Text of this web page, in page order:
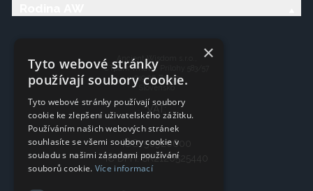
Ancient Wisdom s.r.o.,
CTpark Trnava, Prílohy 583/57
919 26 Zavar
Slovensko
IČO: 50920600
IČ DPH: SK2120525440
×
Tyto webové stránky
používají soubory cookie.
Tyto webové stránky používají soubory
cookie ke zlepšení uživatelského zážitku.
Používáním našich webových stránek
souhlasíte se všemi soubory cookie v
souladu s našimi zásadami používání
souborů cookie. Více informací